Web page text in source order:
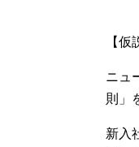
【仮
ニュ
則」
新入